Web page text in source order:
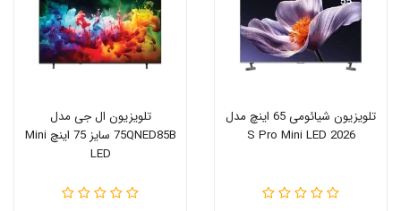
تلویزیون شیائومی 65 اینچ مدل
S Pro Mini LED 2026
تلویزیون ال جی مدل
75QNED85B سایز 75 اینچ Mini
LED